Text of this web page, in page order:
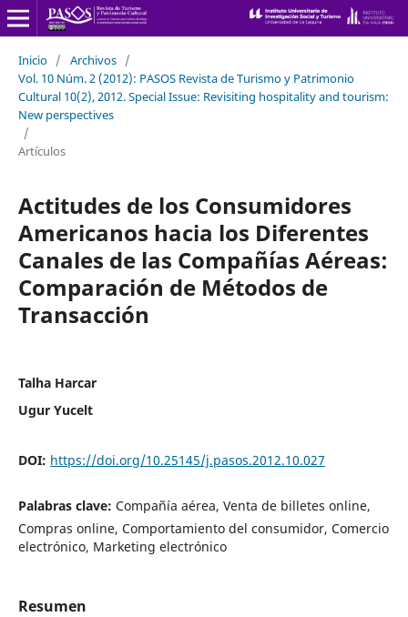
Inicio / Archivos /
Vol. 10 Núm. 2 (2012): PASOS Revista de Turismo y Patrimonio
Cultural 10(2), 2012. Special Issue: Revisiting hospitality and tourism:
New perspectives
/
Artículos
Actitudes de los Consumidores
Americanos hacia los Diferentes
Canales de las Compañías Aéreas:
Comparación de Métodos de
Transacción
Talha Harcar
Ugur Yucelt
DOI: https://doi.org/10.25145/j.pasos.2012.10.027
Palabras clave: Compañía aérea, Venta de billetes online,
Compras online, Comportamiento del consumidor, Comercio
electrónico, Marketing electrónico
Resumen